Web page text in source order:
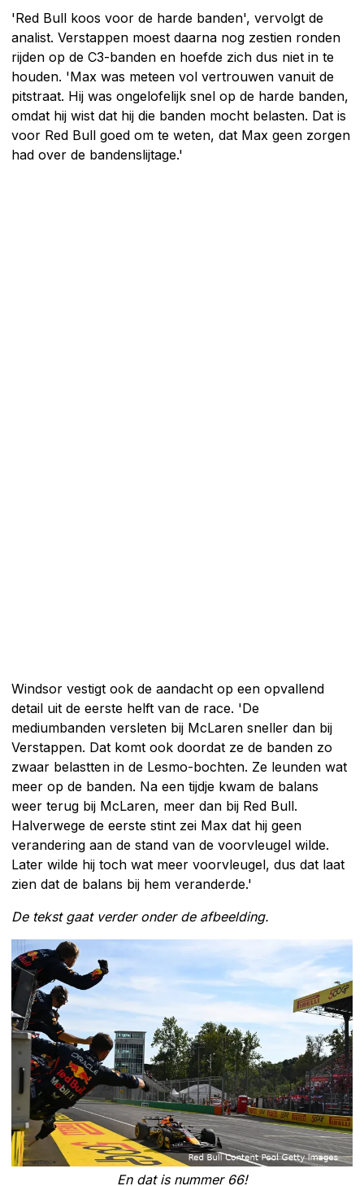
'Red Bull koos voor de harde banden', vervolgt de
analist. Verstappen moest daarna nog zestien ronden
rijden op de C3-banden en hoefde zich dus niet in te
houden. 'Max was meteen vol vertrouwen vanuit de
pitstraat. Hij was ongelofelijk snel op de harde banden,
omdat hij wist dat hij die banden mocht belasten. Dat is
voor Red Bull goed om te weten, dat Max geen zorgen
had over de bandenslijtage.'
Windsor vestigt ook de aandacht op een opvallend
detail uit de eerste helft van de race. 'De
mediumbanden versleten bij McLaren sneller dan bij
Verstappen. Dat komt ook doordat ze de banden zo
zwaar belastten in de Lesmo-bochten. Ze leunden wat
meer op de banden. Na een tijdje kwam de balans
weer terug bij McLaren, meer dan bij Red Bull.
Halverwege de eerste stint zei Max dat hij geen
verandering aan de stand van de voorvleugel wilde.
Later wilde hij toch wat meer voorvleugel, dus dat laat
zien dat de balans bij hem veranderde.'
De tekst gaat verder onder de afbeelding.
En dat is nummer 66!